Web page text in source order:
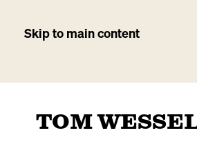
Skip to main content
TOM